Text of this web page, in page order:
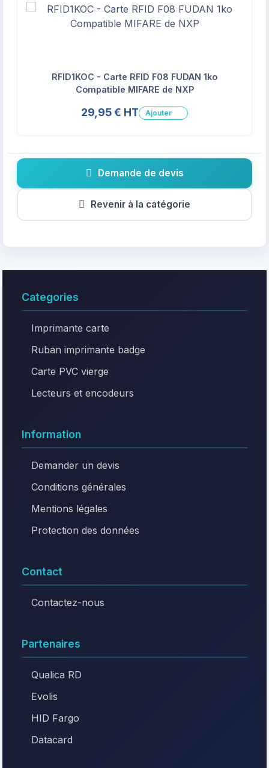
RFID1KOC - Carte RFID F08 FUDAN 1ko
Compatible MIFARE de NXP
29,95 € HT Ajouter
Demande de devis
Revenir à la catégorie
Categories
Imprimante carte
Ruban imprimante badge
Carte PVC vierge
Lecteurs et encodeurs
Information
Demander un devis
Conditions générales
Mentions légales
Protection des données
Contact
Contactez-nous
Partenaires
Qualica RD
Evolis
HID Fargo
Datacard